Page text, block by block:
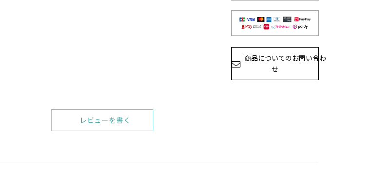
商品についてのお問い合わ
せ
レビューを書く